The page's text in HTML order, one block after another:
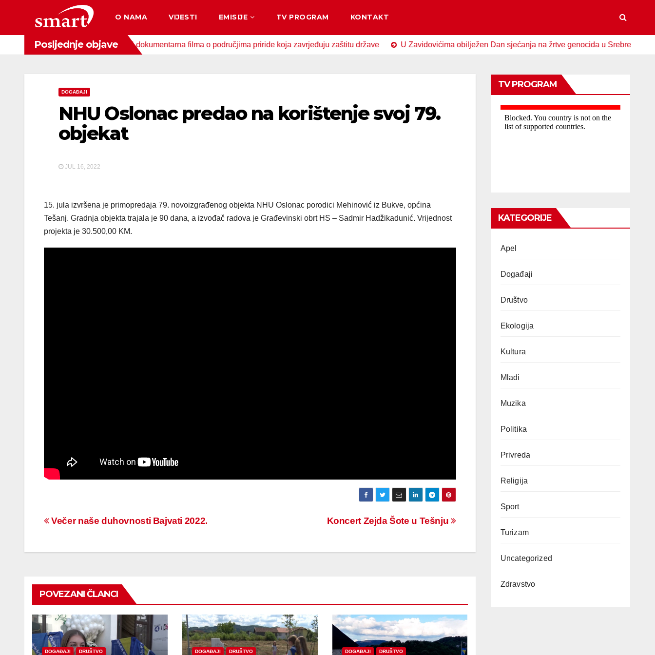
content
O NAMA VIJESTI EMISIJE TV PROGRAM KONTAKT
Posljednje objave
za zaštitu okoliša snimljena 4 dokumentarna filma o područjima priride koja zavrjeđuju zaštitu države U Zavidovićima obilježen Dan sjećanja na žrtve genocida u Srebrenici
DOGAĐAJI
NHU Oslonac predao na korištenje svoj 79.
objekat
JUL 16, 2022
15. jula izvršena je primopredaja 79. novoizgrađenog objekta NHU Oslonac porodici Mehinović iz Bukve, općina
Tešanj. Gradnja objekta trajala je 90 dana, a izvođač radova je Građevinski obrt HS – Sadmir Hadžikadunić. Vrijednost
projekta je 30.500,00 KM.
Navigacija
Koncert Zejda Šote u Tešnju
Večer naše duhovnosti Bajvati 2022.
POVEZANI ČLANCI
DOGAĐAJI DRUŠTVO DOGAĐAJI DRUŠTVO DOGAĐAJI DRUŠTVO
TV PROGRAM
KATEGORIJE
Apel
Događaji
Društvo
Ekologija
Kultura
Mladi
Muzika
Politika
Privreda
Religija
Sport
Turizam
Uncategorized
Zdravstvo